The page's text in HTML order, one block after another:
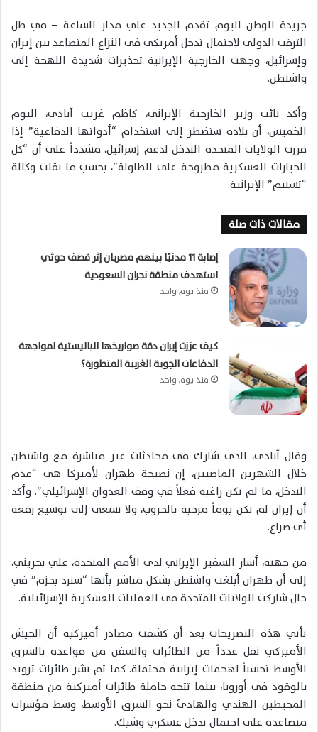
ن
ي
ا
جريدة الوطن اليوم تقدم الجديد علي مدار الساعة – في ظل
الترقب الدولي لاحتمال تدخل أمريكي في النزاع المتصاعد بين إيران
وإسرائيل، وجهت الخارجية الإيرانية تحذيرات شديدة اللهجة إلى
واشنطن.
وأكد نائب وزير الخارجية الإيراني، كاظم غريب آبادي، اليوم
الخميس، أن بلاده ستضطر إلى استخدام “أدواتها الدفاعية” إذا
قررت الولايات المتحدة التدخل لدعم إسرائيل، مشدداً على أن “كل
الخيارات العسكرية مطروحة على الطاولة”، بحسب ما نقلت وكالة
“تسنيم” الإيرانية.
مقالات ذات صلة
إصابة 11 مدنيًا بينهم مصريان إثر قصف حوثي
استهدف منطقة نجران السعودية
منذ يوم واحد
كيف عززت إيران دقة صواريخها الباليستية لمواجهة
الدفاعات الجوية الغربية المتطورة؟
منذ يوم واحد
وقال آبادي، الذي شارك في محادثات غير مباشرة مع واشنطن
خلال الشهرين الماضيين، إن نصيحة طهران لأميركا هي “عدم
التدخل، ما لم تكن راغبة فعلاً في وقف العدوان الإسرائيلي”. وأكد
أن إيران لم تكن يوماً مرحبة بالحروب، ولا تسعى إلى توسيع رقعة
أي صراع.
من جهته، أشار السفير الإيراني لدى الأمم المتحدة، علي بحريني،
إلى أن طهران أبلغت واشنطن بشكل مباشر بأنها “سترد بحزم” في
حال شاركت الولايات المتحدة في العمليات العسكرية الإسرائيلية.
تأتي هذه التصريحات بعد أن كشفت مصادر أميركية أن الجيش
الأميركي نقل عدداً من الطائرات والسفن من قواعده بالشرق
الأوسط تحسباً لهجمات إيرانية محتملة. كما تم نشر طائرات تزويد
بالوقود في أوروبا، بينما تتجه حاملة طائرات أميركية من منطقة
المحيطين الهندي والهادئ نحو الشرق الأوسط، وسط مؤشرات
متصاعدة على احتمال تدخل عسكري وشيك.